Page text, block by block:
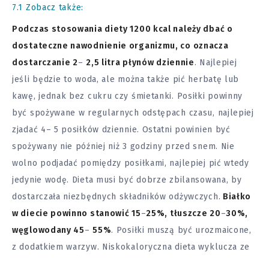
7.1 Zobacz także:
Podczas stosowania diety 1200 kcal należy dbać o
dostateczne nawodnienie organizmu, co oznacza
dostarczanie 2– 2,5 litra płynów dziennie. Najlepiej
jeśli będzie to woda, ale można także pić herbatę lub
kawę, jednak bez cukru czy śmietanki. Posiłki powinny
być spożywane w regularnych odstępach czasu, najlepiej
zjadać 4– 5 posiłków dziennie. Ostatni powinien być
spożywany nie później niż 3 godziny przed snem. Nie
wolno podjadać pomiędzy posiłkami, najlepiej pić wtedy
jedynie wodę. Dieta musi być dobrze zbilansowana, by
dostarczała niezbędnych składników odżywczych. Białko
w diecie powinno stanowić 15–25%, tłuszcze 20–30%,
węglowodany 45–55%. Posiłki muszą być urozmaicone,
z dodatkiem warzyw. Niskokaloryczna dieta wyklucza ze